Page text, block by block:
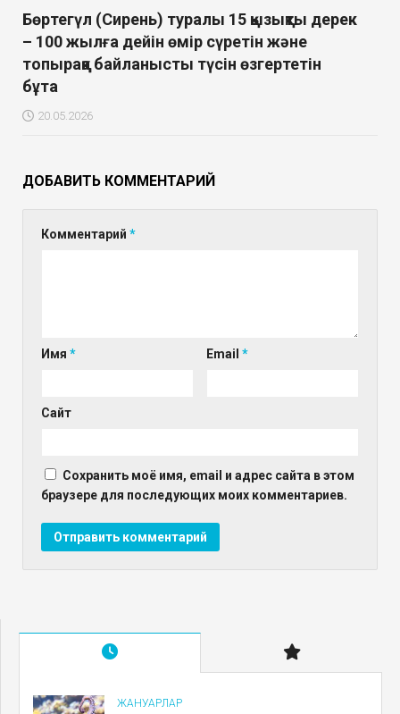
Бөртегүл (Сирень) туралы 15 қызықты дерек
– 100 жылға дейін өмір сүретін және
топыраққа байланысты түсін өзгертетін
бұта
20.05.2026
ДОБАВИТЬ КОММЕНТАРИЙ
Комментарий *
Имя * Email*
Сайт
Сохранить моё имя, email и адрес сайта в этом
браузере для последующих моих комментариев.
ЖАНУАРЛАР